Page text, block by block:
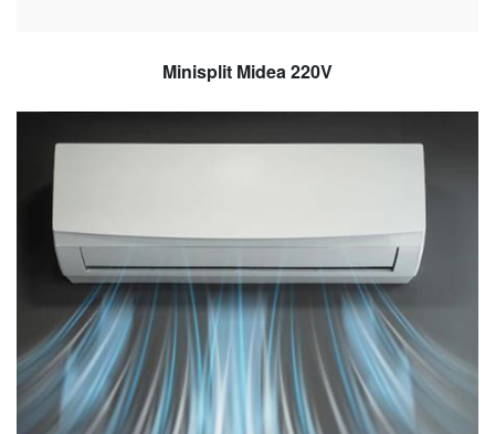
Minisplit Midea 220V